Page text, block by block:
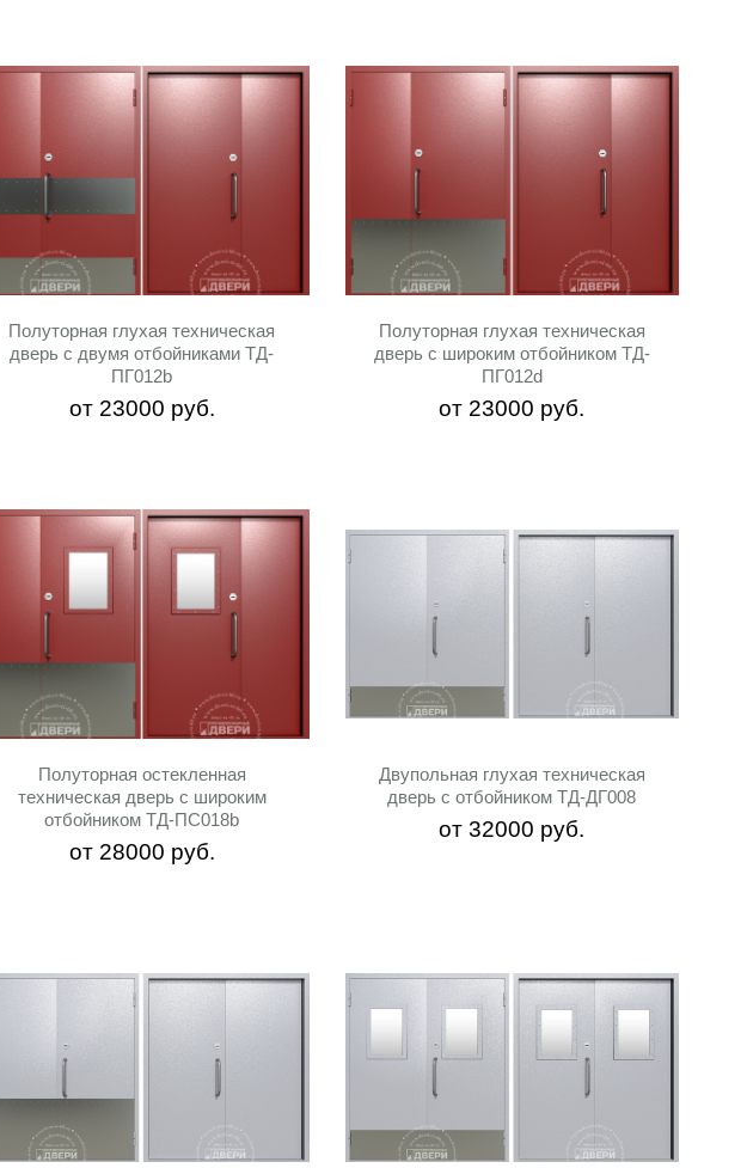
Полуторная глухая техническая
дверь с двумя отбойниками ТД-
ПГ012b
от 23000 руб.
Полуторная глухая техническая
дверь с широким отбойником ТД-
ПГ012d
от 23000 руб.
Полуторная остекленная
техническая дверь с широким
отбойником ТД-ПС018b
от 28000 руб.
Двупольная глухая техническая
дверь с отбойником ТД-ДГ008
от32000 руб.